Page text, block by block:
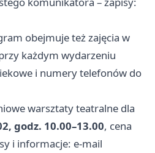
obejmuje też zajęcia w
każdym wydarzeniu
i numery telefonów do
warsztaty teatralne dla
godz. 10.00–13.00, cena
i informacje: e‑mail